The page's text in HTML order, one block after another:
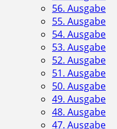
56. Ausgabe
55. Ausgabe
54. Ausgabe
53. Ausgabe
52. Ausgabe
51. Ausgabe
50. Ausgabe
49. Ausgabe
48. Ausgabe
47. Ausgabe